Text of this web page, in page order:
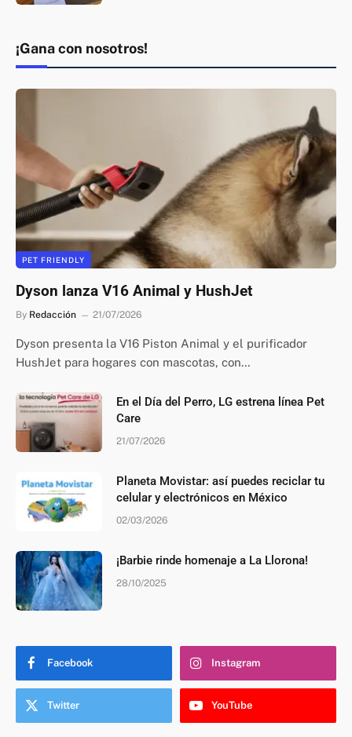
¡Gana con nosotros!
PET FRIENDLY
Dyson lanza V16 Animal y HushJet
By Redacción 21/07/2026
Dyson presenta la V16 Piston Animal y el purificador
HushJet para hogares con mascotas, con…
En el Día del Perro, LG estrena línea Pet
Care
21/07/2026
Planeta Movistar: así puedes reciclar tu
celular y electrónicos en México
02/03/2026
¡Barbie rinde homenaje a La Llorona!
28/10/2025
Facebook Instagram
Twitter YouTube